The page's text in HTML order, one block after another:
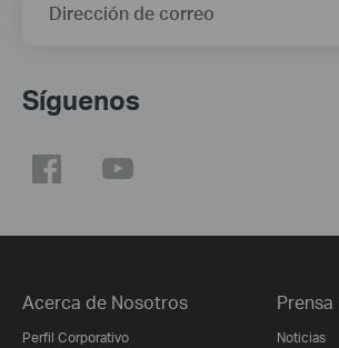
Dirección de correo
Síguenos
Acerca de Nosotros
Perfil Corporativo
Prensa
Noticias